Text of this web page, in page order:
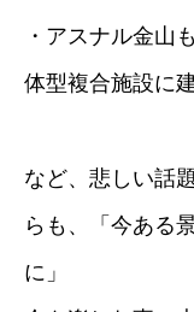
・アスナル金山
体型複合施設に
など、悲しい話
らも、「今ある
に」